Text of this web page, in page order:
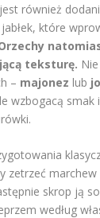
również
które
teksturę.
– majonez lub
wzbogacą smak
zetrzeć
skrop ją
według